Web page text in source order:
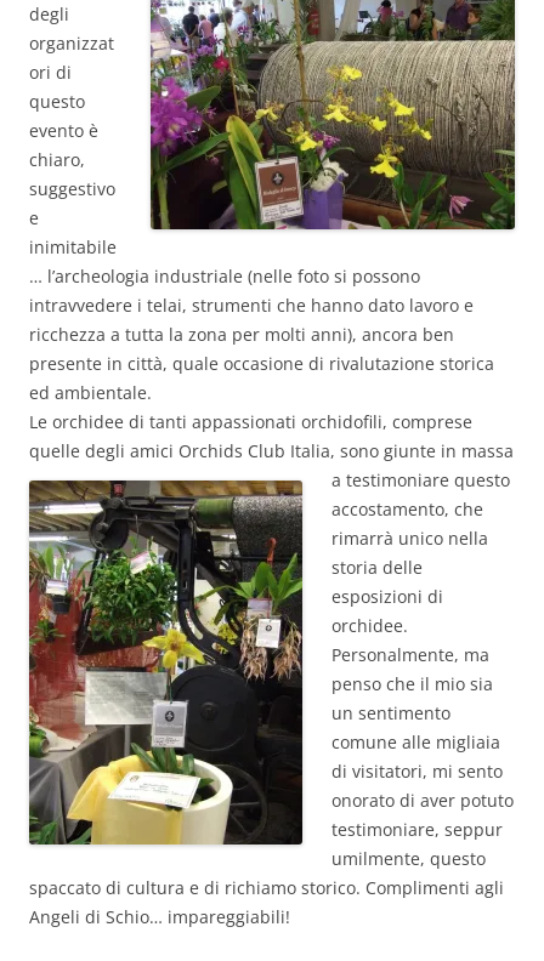
degli
organizzat
ori di
questo
evento è
chiaro,
suggestivo
e
inimitabile
… l’archeologia industriale (nelle foto si possono
intravvedere i telai, strumenti che hanno dato lavoro e
ricchezza a tutta la zona per molti anni), ancora ben
presente in città, quale occasione di rivalutazione storica
ed ambientale.
Le orchidee di tanti appassionati orchidofili, comprese
quelle degli amici Orchids Club Italia, sono giunte in massa
a testimoniare questo
accostamento, che
rimarrà unico nella
storia delle
esposizioni di
orchidee.
Personalmente, ma
penso che il mio sia
un sentimento
comune alle migliaia
di visitatori, mi sento
onorato di aver potuto
testimoniare, seppur
umilmente, questo
spaccato di cultura e di richiamo storico. Complimenti agli
Angeli di Schio… impareggiabili!